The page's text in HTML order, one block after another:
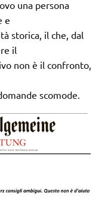
una persona
e
storica, il che, dal
il
non è il confronto,
scomode.